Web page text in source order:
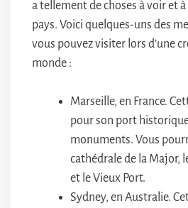
a tellement de choses à voir et
pays. Voici quelques-uns des
vous pouvez visiter lors d’une
monde :
Marseille, en France.
pour son port
monuments. Vous
cathédrale de la Major,
et le Vieux Port.
Sydney, en Australie.